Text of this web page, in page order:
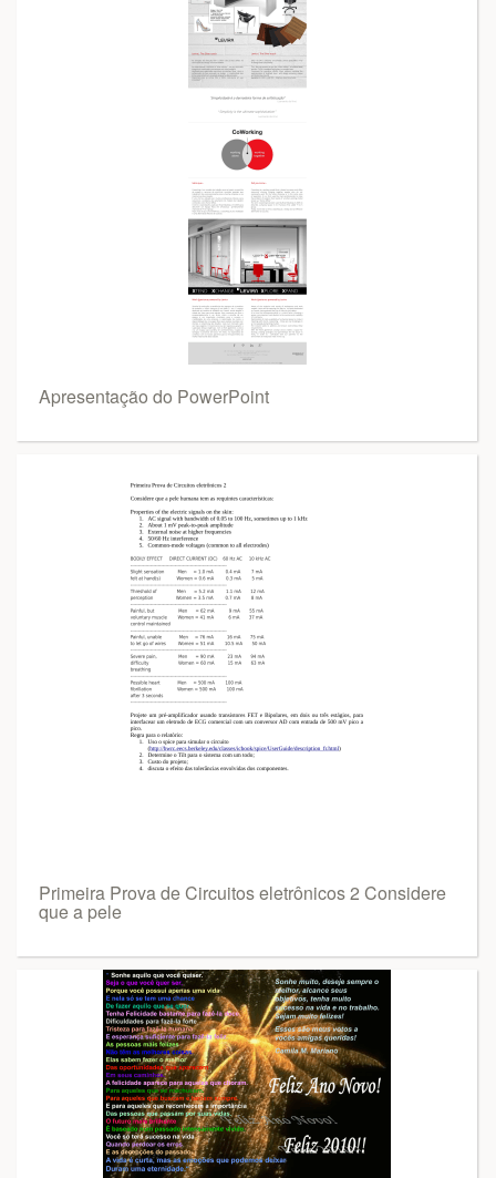
Apresentação do PowerPoint
Primeira Prova de Circuitos eletrônicos 2 Considere
que a pele